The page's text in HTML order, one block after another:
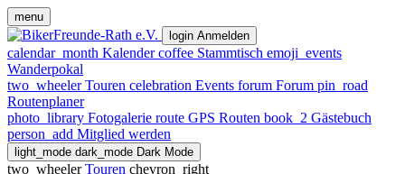
menu
login Anmelden
calendar_month Kalender coffee Stammtisch emoji_events
Wanderpokal
two_wheeler Touren celebration Events forum Forum pin_road
Routenplaner
photo_library Fotogalerie route GPS Routen book_2 Gästebuch
person_add Mitglied werden
light_mode dark_mode Dark Mode
two_wheeler Touren chevron_right